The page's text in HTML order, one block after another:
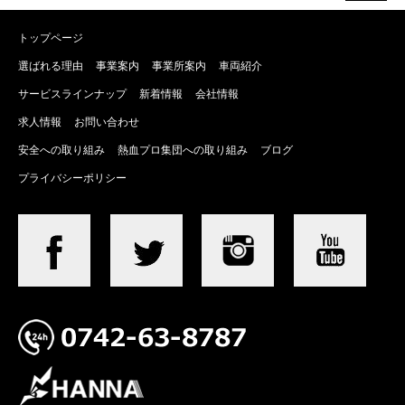
トップページ
選ばれる理由 事業案内 事業所案内 車両紹介
サービスラインナップ 新着情報 会社情報
求人情報 お問い合わせ
安全への取り組み 熱血プロ集団への取り組み ブログ
プライバシーポリシー